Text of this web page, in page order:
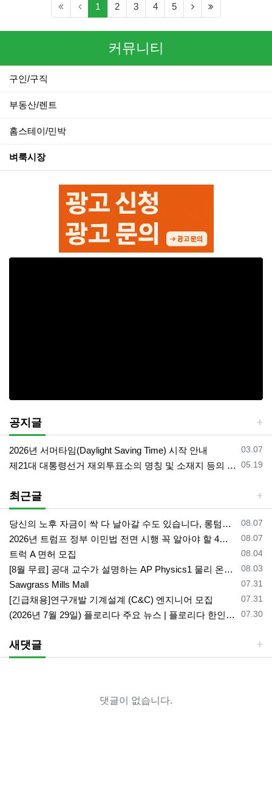
1 (current)
2 3 4 5 (next)
커뮤니티
구인/구직
부동산/렌트
홈스테이/민박
벼룩시장
공지글
등록일
03.07
2026년 서머타임(Daylight Saving Time) 시작 안내
등록일
05.19
제21대 대통령선거 재외투표소의 명칭 및 소재지 등의 공고/올랜도 제외 투표소
최근글
등록일
08.07
당신의 노후 자금이 싹 다 날아갈 수도 있습니다, 롱텀케어 준비 하기
등록일
08.07
2026년 트럼프 정부 이민법 전면 시행 꼭 알아야 할 4가지!!
등록일
08.04
트럭 A 면허 모집
등록일
08.03
[8월 무료] 공대 교수가 설명하는 AP Physics1 물리 온라인 강의
등록일
07.31
Sawgrass Mills Mall
등록일
07.31
[긴급채용]연구개발 기계설계 (C&C) 엔지니어 모집
등록일
07.30
(2026년 7월 29일) 플로리다 주요 뉴스 | 플로리다 한인 닷컴
새댓글
댓글이 없습니다.